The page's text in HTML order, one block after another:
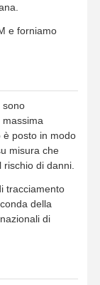
e forniamo
sono
è posto in modo
misura che
di danni.
tracciamento
della
di